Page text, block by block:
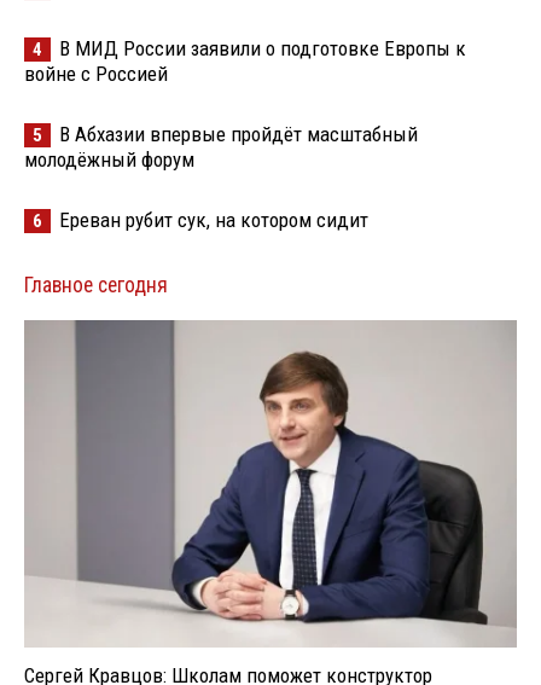
4
В МИД России заявили о подготовке Европы к
войне с Россией
5
В Абхазии впервые пройдёт масштабный
молодёжный форум
6 Ереван рубит сук, на котором сидит
Главное сегодня
Сергей Кравцов: Школам поможет конструктор